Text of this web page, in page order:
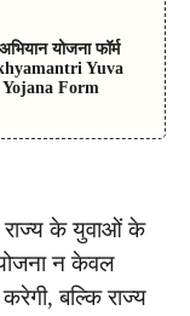
योजना फॉर्म
Yuva
Form
राज्य के युवाओं के
न केवल
बल्कि राज्य